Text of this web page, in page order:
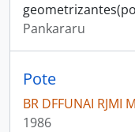
Pankararu
Pote
BR DFFUNAI RJMI
1986